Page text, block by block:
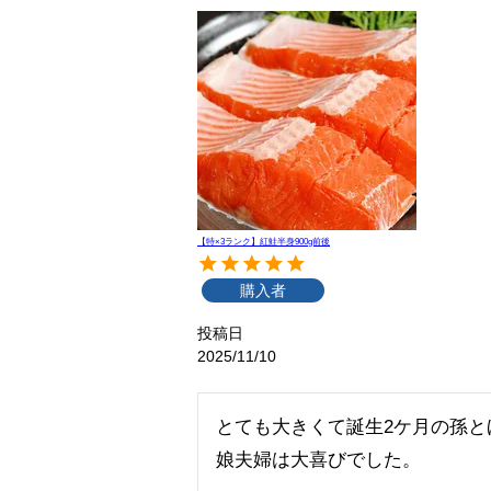
【特×3ランク】紅鮭半身900g前後
購入者
投稿日
2025/11/10
とても大きくて誕生2ケ月の孫と
娘夫婦は大喜びでした。